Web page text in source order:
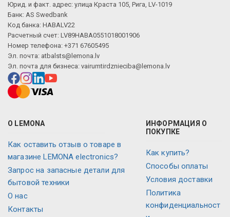
Юрид. и факт. адрес: улица Краста 105, Рига, LV-1019
Банк: AS Swedbank
Код банка: HABALV22
Расчетный счет: LV89HABA0551018001906
Номер телефона: +371 67605495
Эл. почта: atbalsts@lemona.lv
Эл. почта для бизнеса: vairumtirdznieciba@lemona.lv
О LEMONA
Как оставить отзыв о товаре в
магазине LEMONA electronics?
Запрос на запасные детали для
бытовой техники
О нас
Контакты
ИНФОРМАЦИЯ О
ПОКУПКЕ
Как купить?
Способы оплаты
Условия доставки
Политика
конфиденциальност